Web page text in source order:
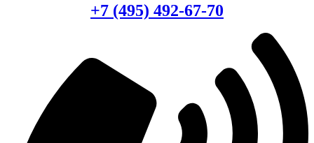
+7 (495) 492-67-70